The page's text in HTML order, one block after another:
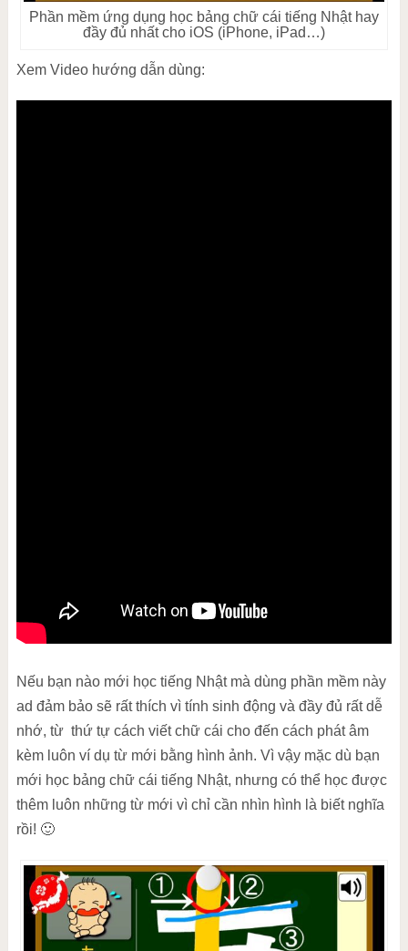
Phần mềm ứng dụng học bảng chữ cái tiếng Nhật hay
đầy đủ nhất cho iOS (iPhone, iPad…)
Xem Video hướng dẫn dùng:
Nếu bạn nào mới học tiếng Nhật mà dùng phần mềm này
ad đảm bảo sẽ rất thích vì tính sinh động và đầy đủ rất dễ
nhớ, từ thứ tự cách viết chữ cái cho đến cách phát âm
kèm luôn ví dụ từ mới bằng hình ảnh. Vì vậy mặc dù bạn
mới học bảng chữ cái tiếng Nhật, nhưng có thể học được
thêm luôn những từ mới vì chỉ cần nhìn hình là biết nghĩa
rồi! 🙂